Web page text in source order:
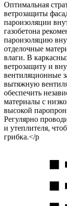
Оптимальная
ветрозащиты
пароизоляции
газобетона
пароизоляцию
отделочные
влаги. В
ветрозащиту и
вентиляционные
вытяжную
обеспечить
материалы с
высокой
Регулярно
и утеплителя,
грибка.</p